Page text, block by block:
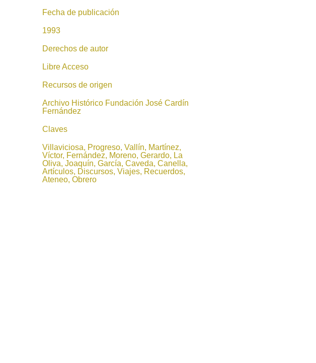
Fecha de publicación
1993
Derechos de autor
Libre Acceso
Recursos de origen
Archivo Histórico Fundación José Cardín
Fernández
Claves
Villaviciosa, Progreso, Vallín, Martínez,
Víctor, Fernández, Moreno, Gerardo, La
Oliva, Joaquín, García, Caveda, Canella,
Artículos, Discursos, Viajes, Recuerdos,
Ateneo, Obrero